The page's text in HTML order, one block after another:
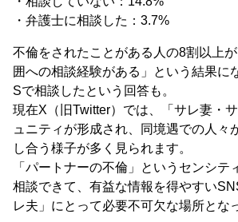
・弁護士に相談した：3.7%
不倫をされたことがある人の8割以上
囲への相談経験がある」という結果に
Sで相談したという回答も。
現在X（旧Twitter）では、「サレ妻・
ュニティが形成され、同境遇での人々
し合う様子が多く見られます。
「パートナーの不倫」というセンシテ
相談できて、有益な情報を得やすい
レ夫」にとって必要不可欠な場所とな